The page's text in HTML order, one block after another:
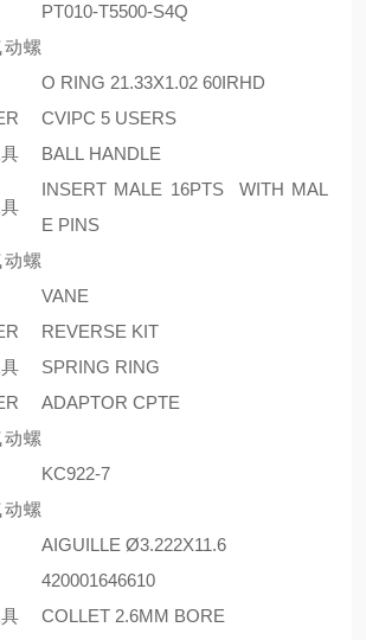
PT010-T5500-S4Q
动螺
O RING 21.33X1.02 60IRHD
CVIPC 5 USERS
BALL HANDLE
INSERT MALE 16PTS WITH MAL
E PINS
动螺
VANE
REVERSE KIT
SPRING RING
ADAPTOR CPTE
动螺
KC922-7
动螺
AIGUILLE Ø3.222X11.6
420001646610
COLLET 2.6MM BORE